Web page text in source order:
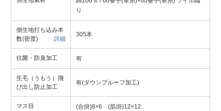
り
側生地打ち込み本
数(密度)
詳細
305本
抗菌・防臭加工 有
生毛（うもう）飛
び出し防止加工
有(ダウンプルーフ加工)
マス目 (合掛)8×6 (肌掛)12×12